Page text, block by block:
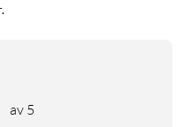
av 5